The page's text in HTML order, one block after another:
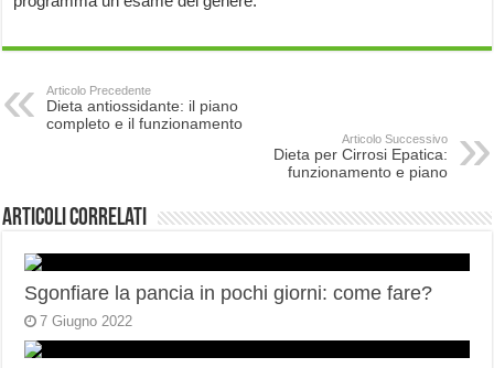
Articolo Precedente
Dieta antiossidante: il piano
completo e il funzionamento
Articolo Successivo
Dieta per Cirrosi Epatica:
funzionamento e piano
Articoli correlati
Sgonfiare la pancia in pochi giorni: come fare?
7 Giugno 2022